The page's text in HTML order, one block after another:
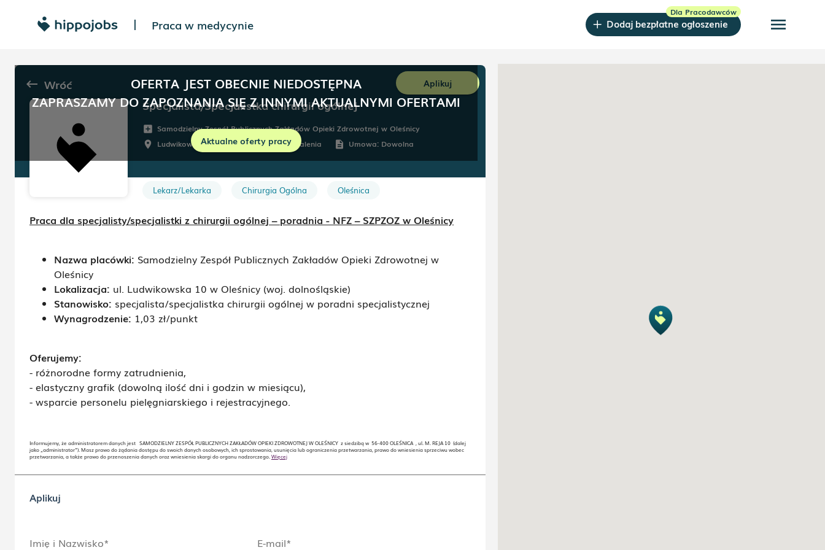
| Praca w medycynie Dodaj bezpłatne ogłoszenie menu
OFERTA JEST OBECNIE NIEDOSTĘPNA
ZAPRASZAMY DO ZAPOZNANIA SIĘ Z INNYMI AKTUALNYMI OFERTAMI
Aktualne oferty pracy
keyboard_backspace Wróć Aplikuj
Specjalista/Specjalistka chirurgii ogólnej
add_box Samodzielny Zespół Publicznych Zakładów Opieki Zdrowotnej w Oleśnicy
room
Ludwikowska 10,Oleśnica schedule Do ustalenia description Umowa: Dowolna
Lekarz/Lekarka Chirurgia Ogólna Oleśnica
Praca dla specjalisty/specjalistki z chirurgii ogólnej – poradnia - NFZ – SZPZOZ w Oleśnicy
Nazwa placówki: Samodzielny Zespół Publicznych Zakładów Opieki Zdrowotnej w
Oleśnicy
Lokalizacja: ul. Ludwikowska 10 w Oleśnicy (woj. dolnośląskie)
Stanowisko: specjalista/specjalistka chirurgii ogólnej w poradni specjalistycznej
Wynagrodzenie: 1,03 zł/punkt
Oferujemy:
- różnorodne formy zatrudnienia,
- elastyczny grafik (dowolną ilość dni i godzin w miesiącu),
- wsparcie personelu pielęgniarskiego i rejestracyjnego.
Informujemy, że administratorem danych jest SAMODZIELNY ZESPÓŁ PUBLICZNYCH ZAKŁADÓW OPIEKI ZDROWOTNEJ W OLEŚNICY z siedzibą w 56-400 OLEŚNICA , ul. M. REJA 10 (dalej
jako „administrator”). Masz prawo do żądania dostępu do swoich danych osobowych, ich sprostowania, usunięcia lub ograniczenia przetwarzania, prawo do wniesienia sprzeciwu wobec
przetwarzania, a także prawo do przenoszenia danych oraz wniesienia skargi do organu nadzorczego. Więcej
Aplikuj
Imię i Nazwisko* E-mail*